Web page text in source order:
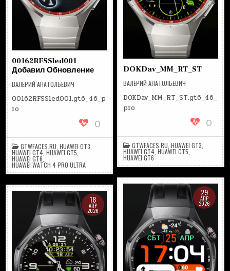
00162RFSSled001
Добавил Обновление
ВАЛЕРИЙ АНАТОЛЬЕВИЧ
00162RFSSled001.gt6_46_p
ro
0
GTWFACES.RU ,HUAWEI GT3
HUAWEI GT4 ,HUAWEI GT5
HUAWEI GT6,
HUAWEI WATCH 4 PRO ULTRA
DOKDav_MM_RT_ST
ВАЛЕРИЙ АНАТОЛЬЕВИЧ
DOKDav_MM_RT_ST.gt6_46_
pro
0
GTWFACES.RU ,HUAWEI GT3
HUAWEI GT4 ,HUAWEI GT5
HUAWEI GT6
29
АПР
2026
18
АПР
2026